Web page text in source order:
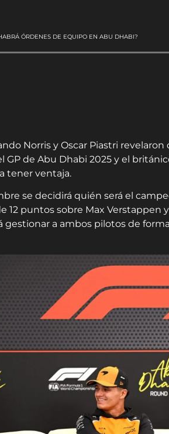
ÓRDENES DE EQUIPO EN ABU DHABI?
Norris y Oscar Piastri
de Abu Dhabi 2025 y el
tener ventaja.
se decidirá quién será el
12 puntos sobre Max Verstappen
gestionar a ambos pilotos de